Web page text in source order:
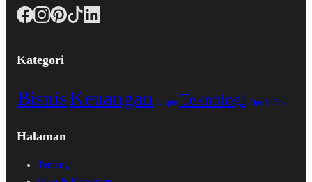
Kategori
BisnisKeuangan Kripto Teknologi Tips & Trik
Halaman
Tentang